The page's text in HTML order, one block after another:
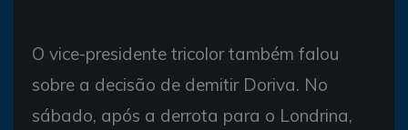
O vice-presidente tricolor também falou
sobre a decisão de demitir Doriva. No
sábado, após a derrota para o Londrina,